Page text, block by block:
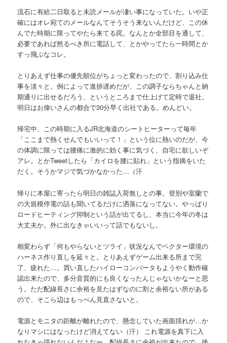
流石に有給二日取ると未読メールが凄い事になっていた。いや正
確にはオレ宛てのメールなんてそうそう来ないんだけど、この休
んでた時期に限ってやたら来てる罠。なんとか全部目を通して、
必要であれば然るべき所に電話して、とかやってたら一時間とか
すっ飛ぶなコレ。
とりあえず仕事の優先順位がちょっと変わったので、割り込み仕
事を淡々と。例によって進捗遅めだが、この調子ならちゃんと納
期通りに出せるだろう、というところまで仕上げて定時で退社。
明日はお偉いさんの都合で30分早く出社である。めんどい。
帰宅中、この時期に入るJR北海道のシートヒーターって毎年
「ここまで熱くせんでもいいって！」という位に熱いのだが、今
の体調に限っては腰痛に激的に効く事に気づく、自宅に欲しいぞ
アレ。とかTweetしたら「カイロを腰に貼れ」という指摘をいた
だく。そうかマジで気づかなかった…（汗
帰りに本屋に寄ったら明日の雑誌入荷無しとの事。登別や室蘭で
の大規模停電の話も聞いてるだけに洒落になってない。やっぱり
ロードヒーティング抑制という話が出てるし、本当に今年の冬は
大丈夫か。外に出なきゃいいって話でもないし。
相変わらず「何もやらないとツライ」状況なんでベクター環境の
ハーネス作り直しを延々と。とりあえずゲーム出来る所まで完
了、疲れた…。買い直したハイローコンバータもようやく動作確
認出来たので、多分音質的にも良くなったんじゃないかなーと思
う。ただ配線長さに余裕を見たはずなのに割と余裕ない所がある
ので、そこら辺はもっぺん見直さないと。
電源とモニタの距離が離れたので、懸念していた画面揺れが…か
なりマシにはなったけど消えてない（汗） これ電源を真下に入